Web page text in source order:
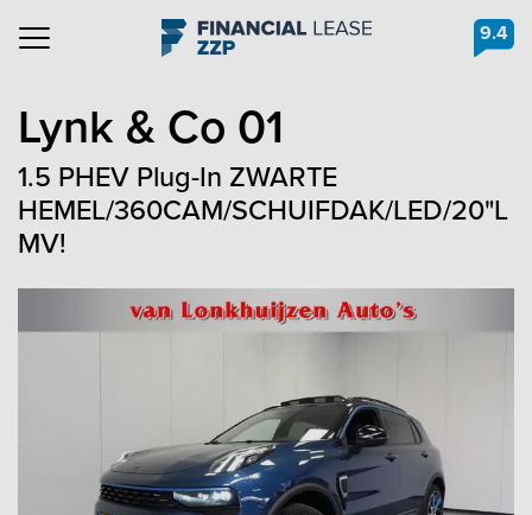
Navigation 9.4
Lynk & Co 01
1.5 PHEV Plug-In ZWARTE
HEMEL/360CAM/SCHUIFDAK/LED/20"L
MV!